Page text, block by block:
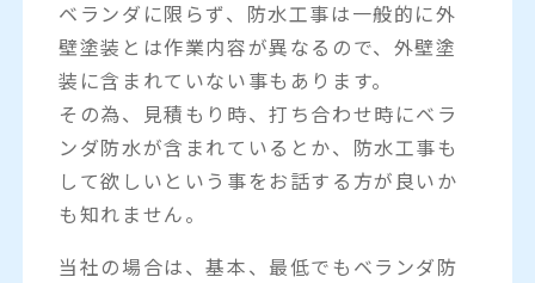
ベランダに限らず、防水工事は一般的に外
壁塗装とは作業内容が異なるので、外壁塗
装に含まれていない事もあります。
その為、見積もり時、打ち合わせ時にベラ
ンダ防水が含まれているとか、防水工事も
して欲しいという事をお話する方が良いか
も知れません。
当社の場合は、基本、最低でもベランダ防